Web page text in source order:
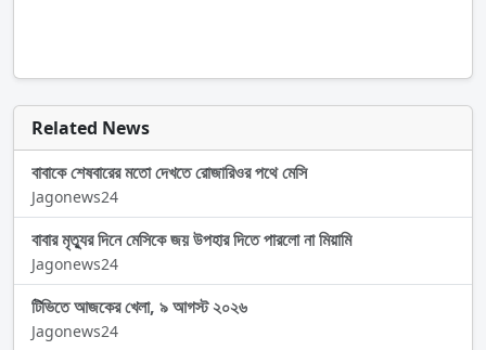
Related News
বাবাকে শেষবারের মতো দেখতে রোজারিওর পথে মেসি
Jagonews24
বাবার মৃত্যুর দিনে মেসিকে জয় উপহার দিতে পারলো না মিয়ামি
Jagonews24
টিভিতে আজকের খেলা, ৯ আগস্ট ২০২৬
Jagonews24